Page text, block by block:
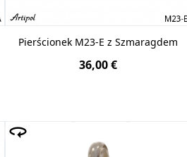
Pierścionek M23-E z Szmaragdem
36,00 €